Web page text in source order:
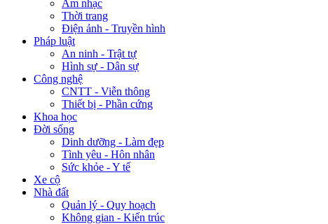
Âm nhạc
Thời trang
Điện ảnh - Truyền hình
Pháp luật
An ninh - Trật tự
Hình sự - Dân sự
Công nghệ
CNTT - Viễn thông
Thiết bị - Phần cứng
Khoa học
Đời sống
Dinh dưỡng - Làm đẹp
Tình yêu - Hôn nhân
Sức khỏe - Y tế
Xe cộ
Nhà đất
Quản lý - Quy hoạch
Không gian - Kiến trúc